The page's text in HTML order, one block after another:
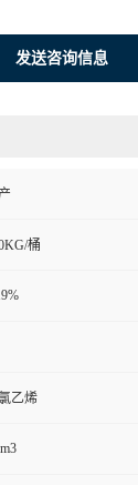
发送咨询信息
桶
乙烯